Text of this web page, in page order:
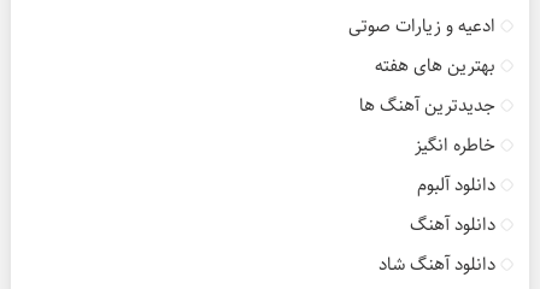
ادعیه و زیارات صوتی
بهترین های هفته
جدیدترین آهنگ ها
خاطره انگیز
دانلود آلبوم
دانلود آهنگ
دانلود آهنگ شاد